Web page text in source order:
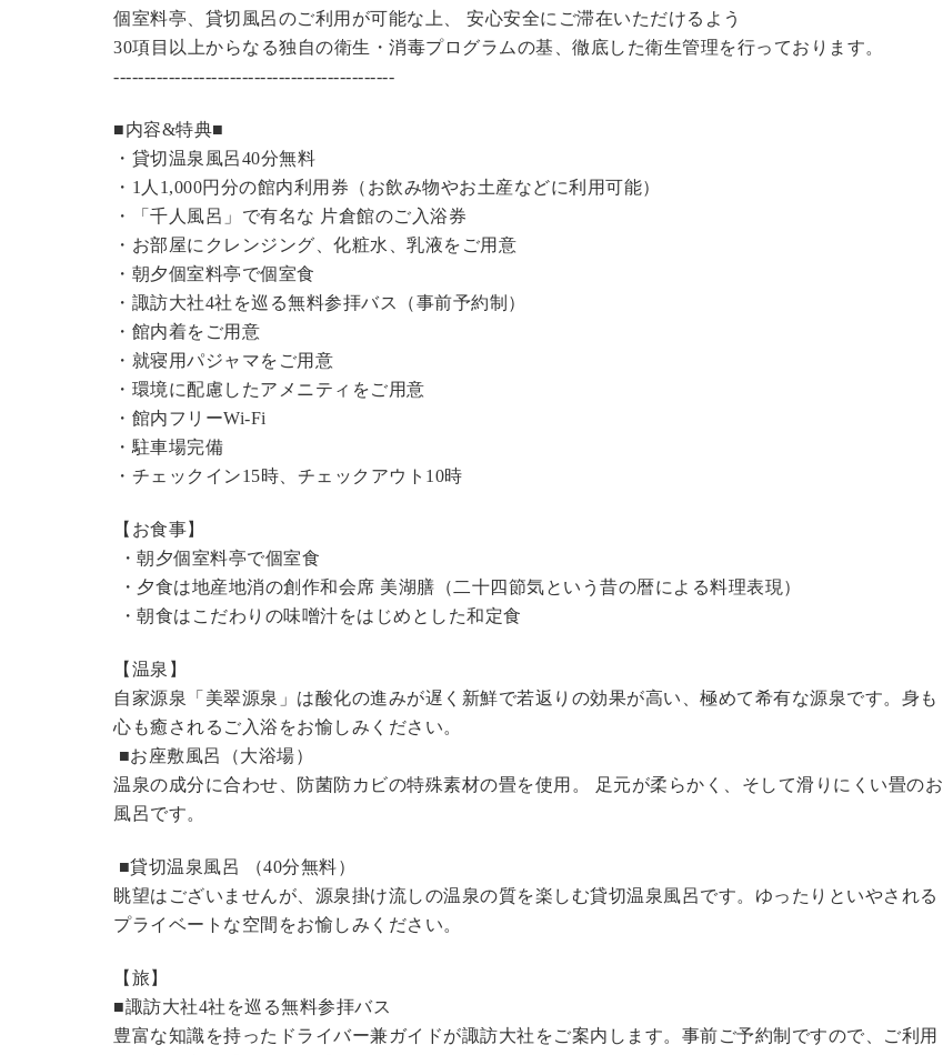
個室料亭、貸切風呂のご利用が可能な上、 安心安全にご滞在いただけるよう
30項目以上からなる独自の衛生・消毒プログラムの基、徹底した衛生管理を行っております。
----------------------------------------------
■内容&特典■
・ 貸切温泉風呂40分無料
・1人1,000円分の館内利用券（お飲み物やお土産などに利用可能）
・「千人風呂」で有名な 片倉館のご入浴券
・お部屋にクレンジング、化粧水、乳液をご用意
・朝夕個室料亭で個室食
・諏訪大社4社を巡る無料参拝バス（事前予約制）
・館内着をご用意
・就寝用パジャマをご用意
・環境に配慮したアメニティをご用意
・館内フリーWi-Fi
・駐車場完備
・チェックイン15時、チェックアウト10時
【お食事】
・朝夕個室料亭で個室食
・夕食は地産地消の創作和会席 美湖膳（二十四節気という昔の暦による料理表現）
・朝食はこだわりの味噌汁をはじめとした和定食
【温泉】
自家源泉「美翠源泉」は酸化の進みが遅く新鮮で若返りの効果が高い、極めて希有な源泉です。身も
心も癒されるご入浴をお愉しみください。
■お座敷風呂（大浴場）
温泉の成分に合わせ、防菌防カビの特殊素材の畳を使用。 足元が柔らかく、そして滑りにくい畳のお
風呂です。
■貸切温泉風呂 （40分無料）
眺望はございませんが、源泉掛け流しの温泉の質を楽しむ貸切温泉風呂です。ゆったりといやされる
プライベートな空間をお愉しみください。
【旅】
■諏訪大社4社を巡る無料参拝バス
豊富な知識を持ったドライバー兼ガイドが諏訪大社をご案内します。 事前ご予約制ですので、ご利用